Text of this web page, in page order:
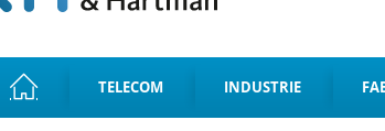
TELECOM INDUSTRIE